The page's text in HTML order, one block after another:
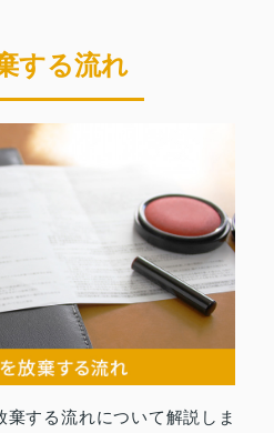
する流れ
棄する流れについて解説しま